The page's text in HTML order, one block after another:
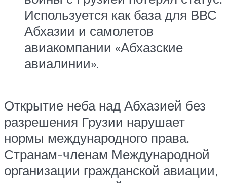
Используется как база для ВВС
Абхазии и самолетов
авиакомпании «Абхазские
авиалинии».
Открытие неба над Абхазией без
разрешения Грузии нарушает
нормы международного права.
Странам-членам Международной
организации гражданской авиации,